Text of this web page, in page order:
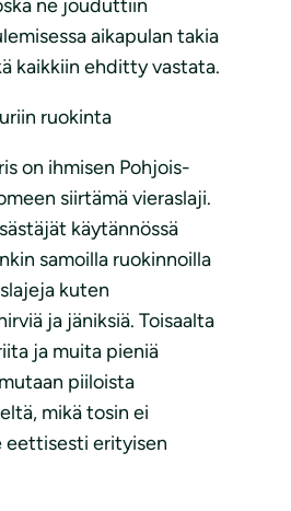
ne jouduttiin
aikapulan takia
kaikkiin ehditty vastata.
ruokinta
on ihmisen Pohjois-
siirtämä vieraslaji.
käytännössä
samoilla ruokinnoilla
kuten
ja jäniksiä. Toisaalta
ja muita pieniä
piiloista
mikä tosin ei
erityisen